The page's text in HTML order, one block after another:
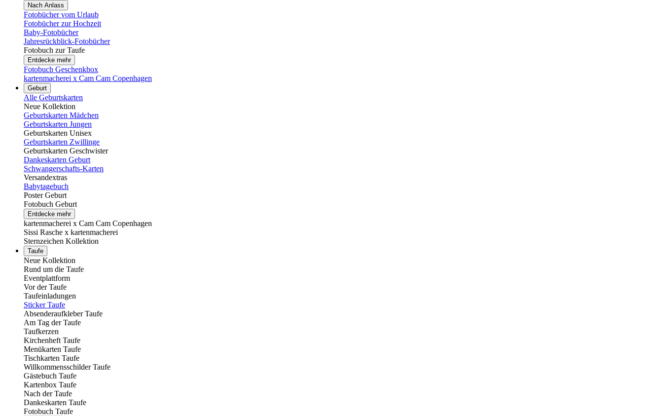
Nach Anlass
Fotobücher vom Urlaub
Fotobücher zur Hochzeit
Baby-Fotobücher
Jahresrückblick-Fotobücher
Fotobuch zur Taufe
Entdecke mehr
Fotobuch Geschenkbox
kartenmacherei x Cam Cam Copenhagen
Geburt
Alle Geburtskarten
Neue Kollektion
Geburtskarten Mädchen
Geburtskarten Jungen
Geburtskarten Unisex
Geburtskarten Zwillinge
Geburtskarten Geschwister
Dankeskarten Geburt
Schwangerschafts-Karten
Versandextras
Babytagebuch
Poster Geburt
Fotobuch Geburt
Entdecke mehr
kartenmacherei x Cam Cam Copenhagen
Sissi Rasche x kartenmacherei
Sternzeichen Kollektion
Taufe
Neue Kollektion
Rund um die Taufe
Eventplattform
Vor der Taufe
Taufeinladungen
Sticker Taufe
Absenderaufkleber Taufe
Am Tag der Taufe
Taufkerzen
Kirchenheft Taufe
Menükarten Taufe
Tischkarten Taufe
Willkommensschilder Taufe
Gästebuch Taufe
Kartenbox Taufe
Nach der Taufe
Dankeskarten Taufe
Fotobuch Taufe